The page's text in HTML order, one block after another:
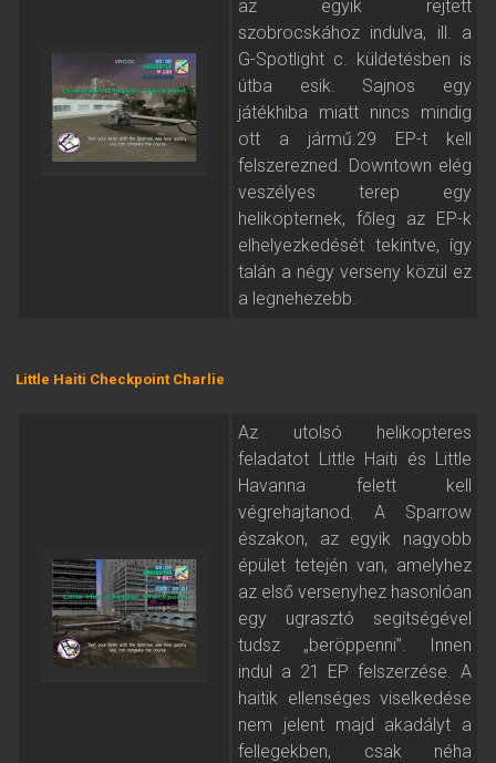
az egyik rejtett
szobrocskához indulva, ill. a
G-Spotlight c. küldetésben is
útba esik. Sajnos egy
játékhiba miatt nincs mindig
ott a jármű.29 EP-t kell
felszerezned. Downtown elég
veszélyes terep egy
helikopternek, főleg az EP-k
elhelyezkedését tekintve, így
talán a négy verseny közül ez
a legnehezebb.
Little Haiti Checkpoint Charlie
Az utolsó helikopteres
feladatot Little Haiti és Little
Havanna felett kell
végrehajtanod. A Sparrow
északon, az egyik nagyobb
épület tetején van, amelyhez
az első versenyhez hasonlóan
egy ugrasztó segítségével
tudsz „beröppenni”. Innen
indul a 21 EP felszerzése. A
haitik ellenséges viselkedése
nem jelent majd akadályt a
fellegekben, csak néha